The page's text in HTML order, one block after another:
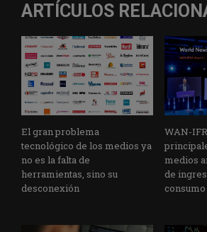
ARTÍCULOS
El gran problema
tecnológico de los medios ya
no es la falta de
herramientas, sino su
desconexión
WAN-
medios
de
consumo